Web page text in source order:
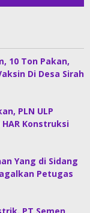
10 Ton Pakan,
Di Desa Sirah
PLN ULP
Konstruksi
Yang di Sidang
Petugas